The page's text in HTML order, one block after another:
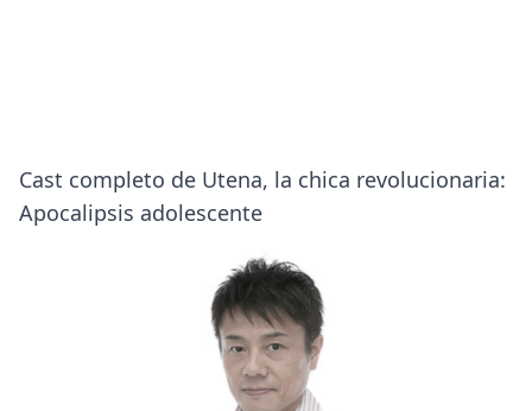
Cast completo de Utena, la chica revolucionaria:
Apocalipsis adolescente